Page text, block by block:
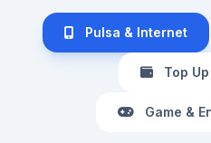
Pulsa & Internet
Top
Game &